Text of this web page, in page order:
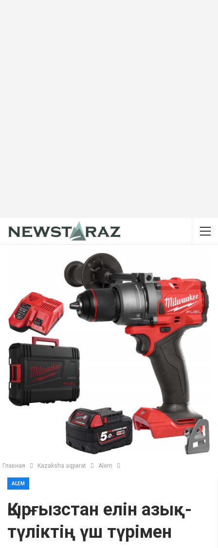
Главная Kazaksha aqparat Alem
ALEM
Қырғызстан елін азық-
түліктің үш түрімен